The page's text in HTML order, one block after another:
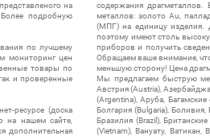
на
подробную
по лучшему
мониторинг цен
товары по
и проверенные
ресурсе (доска
на нашем сайте,
дополнительная
содержания драгметаллов.
металлов: золото Au,
(МПГ) на единицу изделия.
поэтому имеют столь
приборов и получить
Обращаем ваше внимание,
меньшую сторону! Цена
Мы предлагаем быструю
Австрия (Austria),
(Argentina), Аруба,
Болгария (Bulgaria),
Бразилия (Brazil),
(Vietnam), Вануату, Ватикан,